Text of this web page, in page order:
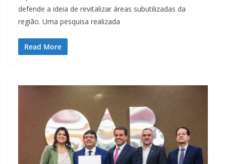
defende a ideia de revitalizar áreas subutilizadas da
região. Uma pesquisa realizada
Read More